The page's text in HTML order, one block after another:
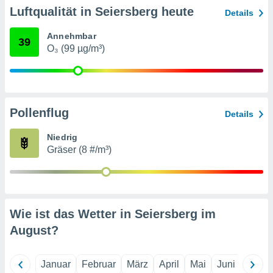
um
diese
Einige
dem Sie
Sie Ihre
Luftqualität in Seiersberg heute Details
39 Annehmbar
O₃ (99 µg/m³)
Pollenflug Details
Niedrig
Gräser (8 #/m³)
Wie ist das Wetter in Seiersberg im
August?
Januar Februar März April Mai Juni Juli